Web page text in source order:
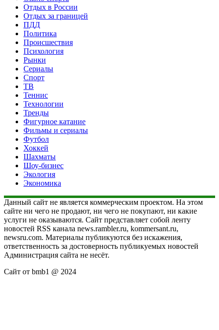
Отдых в России
Отдых за границей
ПДД
Политика
Происшествия
Психология
Рынки
Сериалы
Спорт
ТВ
Теннис
Технологии
Тренды
Фигурное катание
Фильмы и сериалы
Футбол
Хоккей
Шахматы
Шоу-бизнес
Экология
Экономика
Данный сайт не является коммерческим проектом. На этом
сайте ни чего не продают, ни чего не покупают, ни какие
услуги не оказываются. Сайт представляет собой ленту
новостей RSS канала news.rambler.ru, kommersant.ru,
newsru.com. Материалы публикуются без искажения,
ответственность за достоверность публикуемых новостей
Администрация сайта не несёт.
Сайт от bmb1 @ 2024